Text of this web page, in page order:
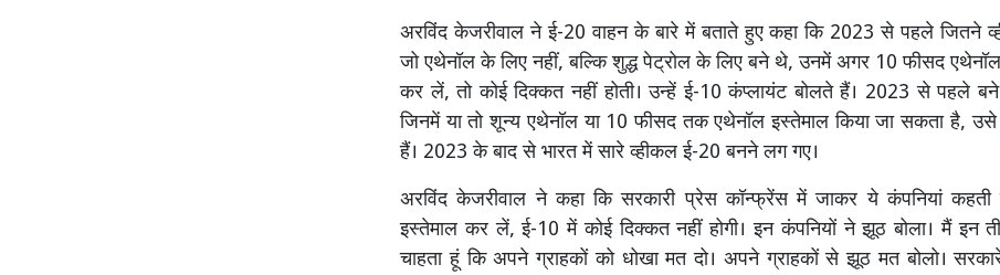
अरविंद केजरीवाल ने ई-20 वाहन के बारे में बताते हुए कहा कि 2023 से पहले जितने
जो एथेनॉल के लिए नहीं, बल्कि शुद्ध पेट्रोल के लिए बने थे, उनमें अगर 10 फीसद
कर लें, तो कोई दिक्कत नहीं होती। उन्हें ई-10 कंप्लायंट बोलते हैं। 2023 से पहले
जिनमें या तो शून्य एथेनॉल या 10 फीसद तक एथेनॉल इस्तेमाल किया जा सकता है,
हैं। 2023 के बाद से भारत में सारे व्हीकल ई-20 बनने लग गए।
अरविंद केजरीवाल ने कहा कि सरकारी प्रेस कॉन्फ्रेंस में जाकर ये कंपनियां
इस्तेमाल कर लें, ई-10 में कोई दिक्कत नहीं होगी। इन कंपनियों ने झूठ बोला। मैं इन
चाहता हूं कि अपने ग्राहकों को धोखा मत दो। अपने ग्राहकों से झूठ मत बोलो।